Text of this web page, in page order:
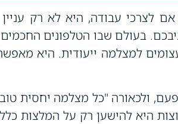
אם לצרכי עבודה, היא לא רק
בעולם שבו הטלפונים
למצלמה ייעודית. היא
ולכאורה "כל מצלמה יחסית
היא להישען רק על המלצות